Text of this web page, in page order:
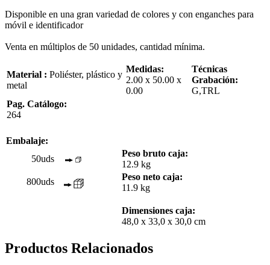
Disponible en una gran variedad de colores y con enganches para
móvil e identificador
Venta en múltiplos de 50 unidades, cantidad mínima.
Material : Poliéster, plástico y
metal
Medidas:
2.00 x 50.00 x
0.00
Técnicas
Grabación:
G,TRL
Pag. Catálogo:
264
Embalaje:
50uds
Peso bruto caja:
12.9 kg
800uds
Peso neto caja:
11.9 kg
Dimensiones caja:
48,0 x 33,0 x 30,0 cm
Productos Relacionados